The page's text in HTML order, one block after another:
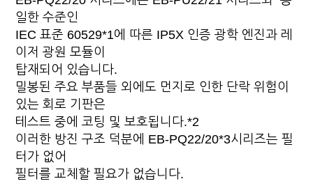
일한 수준인
IEC 표준 60529*1에 따른 IP5X 인증 광학 엔진과 레
이저 광원 모듈이
탑재되어 있습니다.
밀봉된 주요 부품들 외에도 먼지로 인한 단락 위험이
있는 회로 기판은
테스트 중에 코팅 및 보호됩니다.*2
이러한 방진 구조 덕분에 EB-PQ22/20*3시리즈는 필
터가 없어
필터를 교체할 필요가 없습니다.